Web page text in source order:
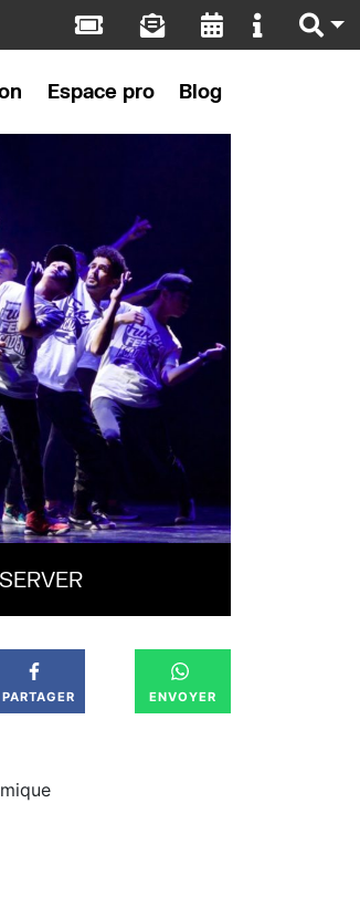
Espace pro Blog
PARTAGER ENVOYER